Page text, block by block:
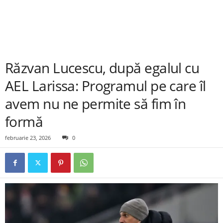
Răzvan Lucescu, după egalul cu
AEL Larissa: Programul pe care îl
avem nu ne permite să fim în
formă
februarie 23, 2026 0